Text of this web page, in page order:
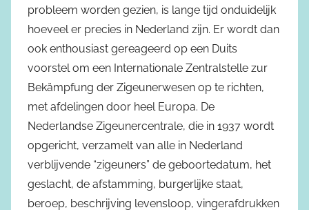
probleem worden gezien, is lange tijd onduidelijk
hoeveel er precies in Nederland zijn. Er wordt dan
ook enthousiast gereageerd op een Duits
voorstel om een Internationale Zentralstelle zur
Bekämpfung der Zigeunerwesen op te richten,
met afdelingen door heel Europa. De
Nederlandse Zigeunercentrale, die in 1937 wordt
opgericht, verzamelt van alle in Nederland
verblijvende “zigeuners” de geboortedatum, het
geslacht, de afstamming, burgerlijke staat,
beroep, beschrijving levensloop, vingerafdrukken